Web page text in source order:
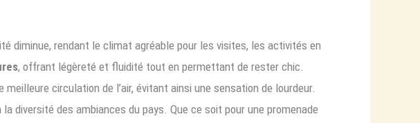
diminue, rendant le climat agréable pour les visites, les activités en
, offrant légèreté et fluidité tout en permettant de rester chic.
circulation de l’air, évitant ainsi une sensation de lourdeur.
diversité des ambiances du pays. Que ce soit pour une promenade